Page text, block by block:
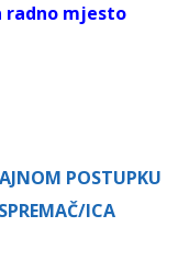
radno mjesto
POSTUPKU
ICA